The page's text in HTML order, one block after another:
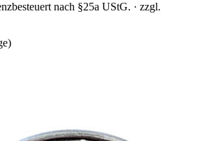
nach §25a UStG. · zzgl.